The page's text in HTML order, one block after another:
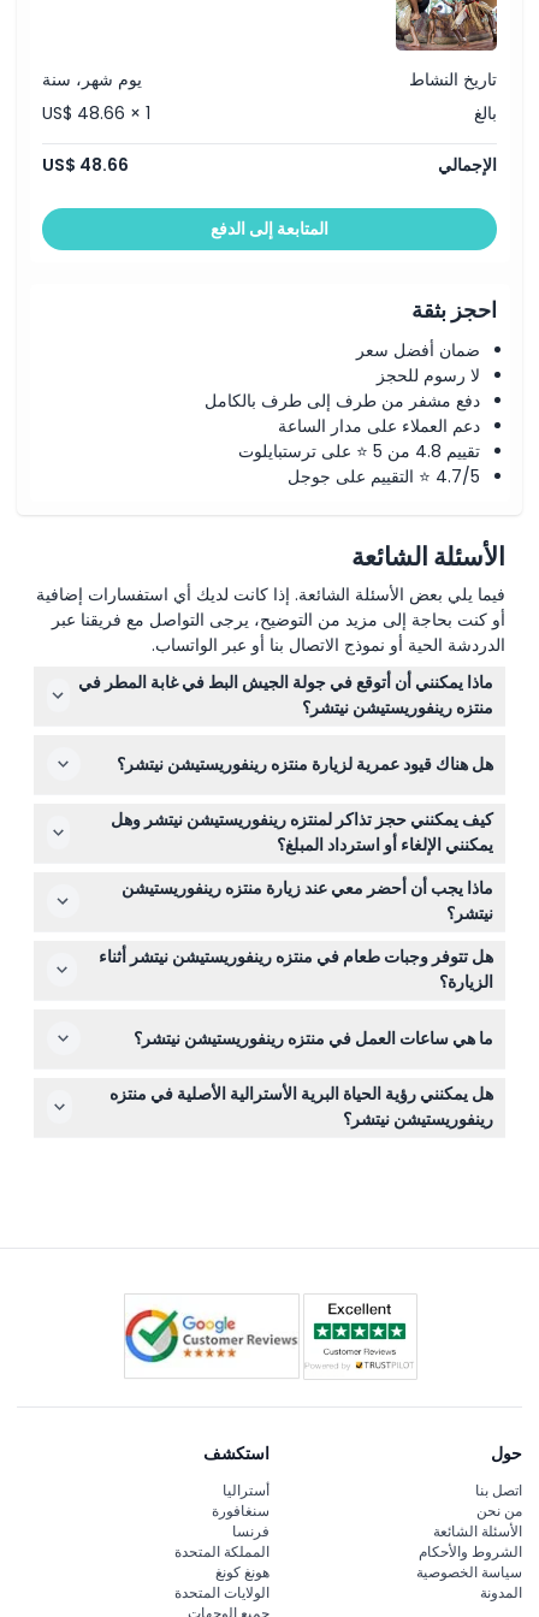
الموقع
كيفية الوصول إلى هناك
كيفية الاسترداد
سياسة الإلغاء
تاريخ النشاط
يوم شهر، سنة
بالغ
US$ 48.66 × 1
الإجمالي US$ 48.66
المتابعة إلى الدفع
احجز بثقة
ضمان أفضل سعر
لا رسوم للحجز
دفع مشفر من طرف إلى طرف بالكامل
دعم العملاء على مدار الساعة
تقييم 4.8 من 5 ⭐ على ترستبايلوت
4.7/5 ⭐ التقييم على جوجل
الأسئلة الشائعة
فيما يلي بعض الأسئلة الشائعة. إذا كانت لديك أي استفسارات إضافية
أو كنت بحاجة إلى مزيد من التوضيح، يرجى التواصل مع فريقنا عبر
الدردشة الحية أو نموذج الاتصال بنا أو عبر الواتساب.
ماذا يمكنني أن أتوقع في جولة الجيش البط في غابة المطر في
منتزه رينفوريستيشن نيتشر؟
الحرب العالمية الثانية التي تسير على اليابسة والماء، مما يتيح
فيها (قد تتغير — يرجى التأكد عند الحجز).
هل هناك قيود عمرية لزيارة منتزه رينفوريستيشن نيتشر؟
يدخل الأطفال من عمر ٠-٣ مجانًا، والمنتزه مناسب للأطفال من
٤-١٤ وللبالغين فوق ١٥ عامًا، مما يجعله مثاليًا للعائلات مع
أطفال من مختلف الأعمار.
كيف يمكنني حجز تذاكر لمنتزه رينفوريستيشن نيتشر وهل
يمكنني الإلغاء أو استرداد المبلغ؟
يمكنك حجز تذاكرك بسهولة عبر الإنترنت على هذا الموقع. يرجى
ملاحظة أن جميع التذاكر غير قابلة للاسترداد ولا يمكن إلغاؤها،
لذا تأكد من اختيار التوقيت والتاريخ بعناية.
ماذا يجب أن أحضر معي عند زيارة منتزه رينفوريستيشن
نيتشر؟
ارتدِ أحذية مريحة للمشي وملابس خفيفة مناسبة لمناخ غابة
المطر، وفكر بإحضار واقي شمس وقبعة وزجاجة ماء لتظل
مرتاحًا طوال اليوم.
هل تتوفر وجبات طعام في منتزه رينفوريستيشن نيتشر أثناء
الزيارة؟
الأوتباك داخل المنتزه، ولكن الوجبات والمشروبات غير مشمولة
ما هي ساعات العمل في منتزه رينفوريستيشن نيتشر؟
مما يمنحك وقتًا كافيًا للاستمتاع بكل الأنشطة (قد تتغير — يرجى
التأكد عند الحجز).
هل يمكنني رؤية الحياة البرية الأسترالية الأصلية في منتزه
رينفوريستيشن نيتشر؟
حول
اتصل بنا
من نحن
الأسئلة الشائعة
الشروط والأحكام
سياسة الخصوصية
المدونة
استكشف
أستراليا
سنغافورة
فرنسا
المملكة المتحدة
هونغ كونغ
الولايات المتحدة
جميع الوجهات